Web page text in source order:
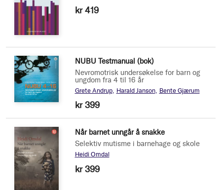
kr 419
NUBU Testmanual (bok)
Nevromotrisk undersøkelse for barn og
ungdom fra 4 til 16 år
Grete Andrup Harald Janson Bente Gjærum
kr 399
Når barnet unngår å snakke
Selektiv mutisme i barnehage og skole
Heidi Omdal
kr 399